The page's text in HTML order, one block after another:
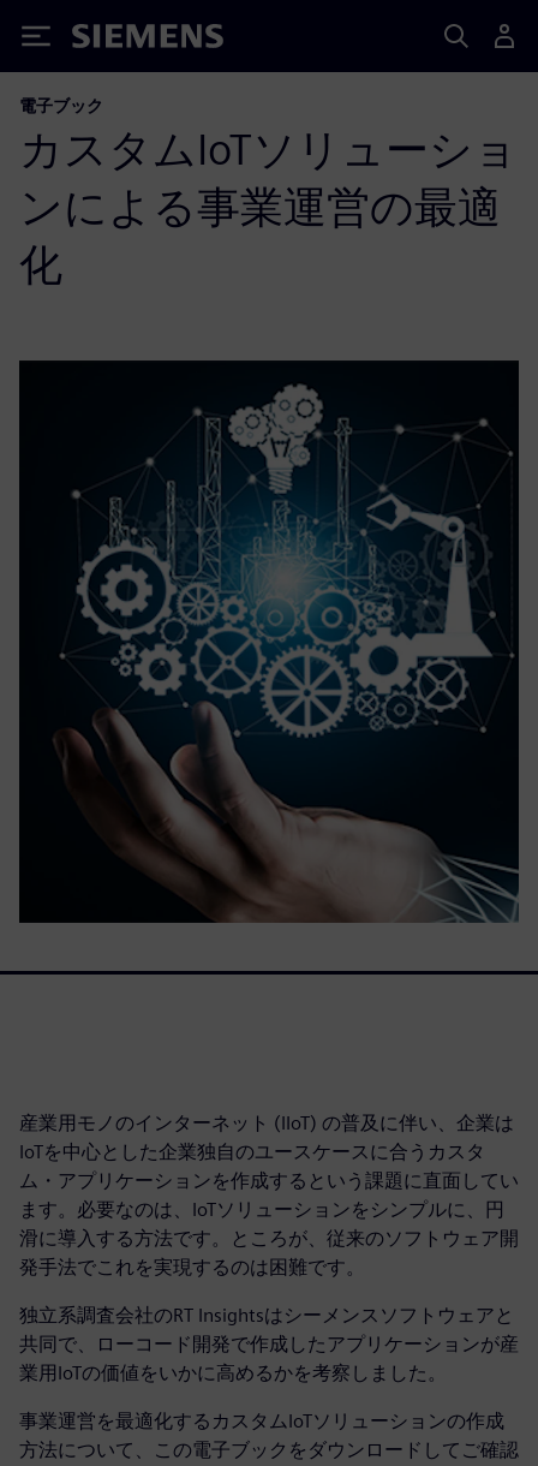
Siemens
電子ブック
カスタムIoTソリューショ
ンによる事業運営の最適
化
産業用モノのインターネット (IIoT) の普及に伴い、企業は
IoTを中心とした企業独自のユースケースに合うカスタ
ム・アプリケーションを作成するという課題に直面してい
ます。必要なのは、IoTソリューションをシンプルに、円
滑に導入する方法です。ところが、従来のソフトウェア開
発手法でこれを実現するのは困難です。
独立系調査会社のRT Insightsはシーメンスソフトウェアと
共同で、ローコード開発で作成したアプリケーションが産
業用IoTの価値をいかに高めるかを考察しました。
事業運営を最適化するカスタムIoTソリューションの作成
方法について、この電子ブックをダウンロードしてご確認